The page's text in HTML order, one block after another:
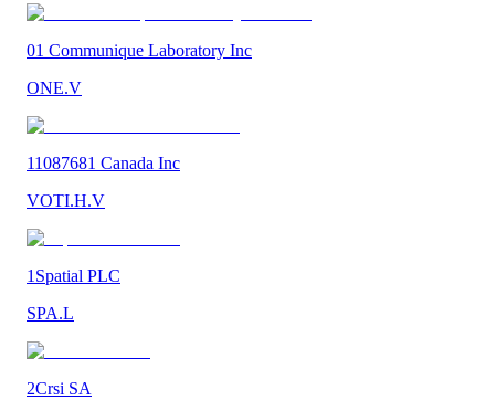
01 Communique Laboratory Inc
ONE.V
11087681 Canada Inc
VOTI.H.V
1Spatial PLC
SPA.L
2Crsi SA